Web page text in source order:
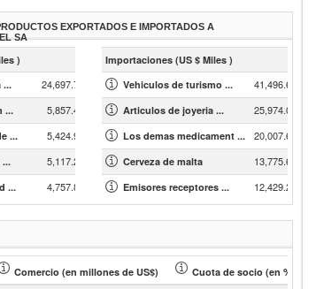
EXPORTADOS E IMPORTADOS A
SA
)
...
24,697.71
... 5,857.46
... 5,424.90
... 5,117.25
... 4,757.86
Importaciones (US $ Miles )
Vehiculos de turismo ...
41,496.69
Articulos de joyeria ... 25,974.07
Los demas medicament ... 20,007.68
Cerveza de malta 13,775.67
Emisores receptores ... 12,429.29
Comercio (en millones de US$) Cuota de socio (en % )